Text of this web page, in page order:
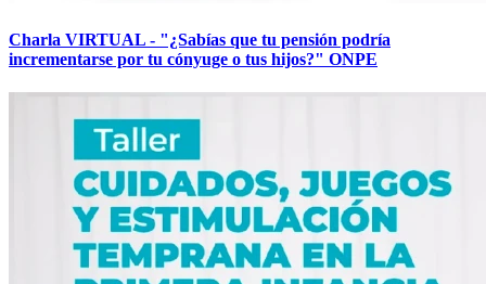
Charla VIRTUAL - "¿Sabías que tu pensión podría
incrementarse por tu cónyuge o tus hijos?" ONPE